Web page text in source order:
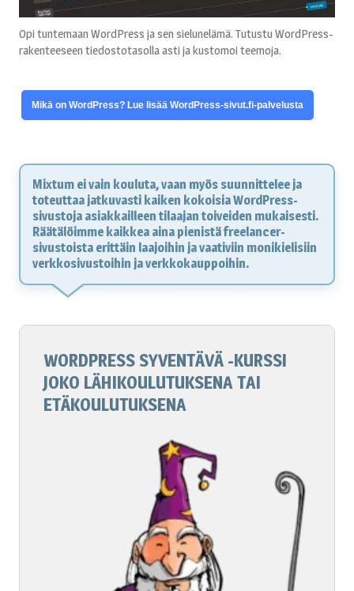
Opi tuntemaan WordPress ja sen sielunelämä. Tutustu WordPress-
rakenteeseen tiedostotasolla asti ja kustomoi teemoja.
Mikä on WordPress? Lue lisää WordPress-sivut.fi-palvelusta
Mixtum ei vain kouluta, vaan myös suunnittelee ja
toteuttaa jatkuvasti kaiken kokoisia WordPress-
sivustoja asiakkailleen tilaajan toiveiden mukaisesti.
Räätälöimme kaikkea aina pienistä freelancer-
sivustoista erittäin laajoihin ja vaativiin monikielisiin
verkkosivustoihin ja verkkokauppoihin.
WORDPRESS SYVENTÄVÄ -KURSSI
JOKO LÄHIKOULUTUKSENA TAI
ETÄKOULUTUKSENA